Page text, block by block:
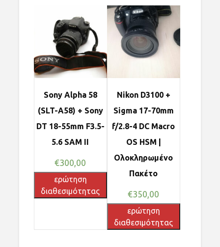
Sony Alpha 58
(SLT-A58) + Sony
DT 18-55mm F3.5-
5.6 SAM II
€300,00
ερώτηση
διαθεσιμότητας
Nikon D3100 +
Sigma 17-70mm
f/2.8-4 DC Macro
OS HSM |
Ολοκληρωμένο
Πακέτο
€350,00
ερώτηση
διαθεσιμότητας